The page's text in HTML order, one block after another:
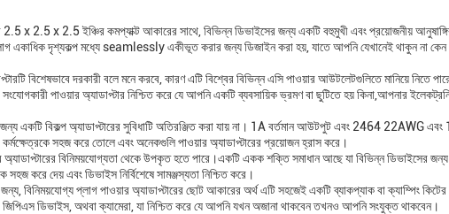
2.5 x 2.5 x 2.5 ইঞ্চির কমপ্যাক্ট আকারের সাথে, বিভিন্ন ডিভাইসের জন্য একটি বহুমুখী এবং প্রয়োজনীয়
একাধিক দৃশ্যকল্প মধ্যে seamlessly একীভূত করার জন্য ডিজাইন করা হয়, যাতে আপনি যেখানেই থাকুন না কেন
বিশেষভাবে দরকারী বলে মনে করবে, কারণ এটি বিশ্বের বিভিন্ন এসি পাওয়ার আউটলেটগুলিতে মানিয়ে নিতে
পাওয়ার অ্যাডাপ্টার নিশ্চিত করে যে আপনি একটি ব্যবসায়িক ভ্রমণ বা ছুটিতে হয় কিনা,আপনার
জন্য একটি বিকল্প অ্যাডাপ্টারের সুবিধাটি অতিরঞ্জিত করা যায় না। 1A বর্তমান আউটপুট এবং 2464 22AWG এবং
সহজ করে তোলে এবং অনেকগুলি পাওয়ার অ্যাডাপ্টারের প্রয়োজন হ্রাস করে।
অ্যাডাপ্টারের বিনিময়যোগ্যতা থেকে উপকৃত হতে পারে।একটি একক শক্তি সমাধান আছে যা বিভিন্ন ডিভাইসের
সহজ করে দেয় এবং ডিভাইস নির্বিশেষে সামঞ্জস্যতা নিশ্চিত করে।
বিনিময়যোগ্য প্লাগ পাওয়ার অ্যাডাপ্টারের ছোট আকারের অর্থ এটি সহজেই একটি ব্যাকপ্যাক বা ক্যাম্পিং
জিপিএস ডিভাইস, অথবা ক্যামেরা, যা নিশ্চিত করে যে আপনি যখন অজানা থাকবেন তখনও আপনি সংযুক্ত থাকবেন।